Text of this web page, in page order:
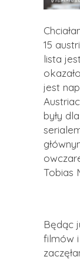
15
lista
jest
były
Tobias
Będąc
filmów